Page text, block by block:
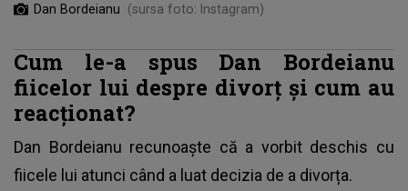
Dan Bordeianu (sursa foto: Instagram)
Cum le-a spus Dan Bordeianu
fiicelor lui despre divorț și cum au
reacționat?
Dan Bordeianu recunoaște că a vorbit deschis cu
fiicele lui atunci când a luat decizia de a divorța.